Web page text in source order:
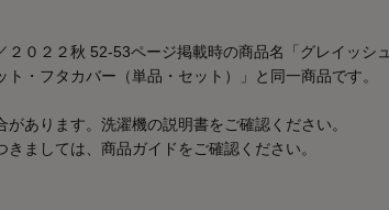
０２２秋 52-53ページ掲載時の商品名「グレイッシュ
・フタカバー（単品・セット）」と同一商品です。
あります。洗濯機の説明書をご確認ください。
ましては、商品ガイドをご確認ください。